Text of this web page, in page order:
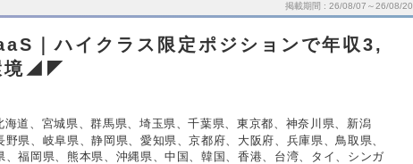
掲載期間 26/08/07～26/08/20
｜ハイクラス限定ポジションで年収3,
境◢◤
海道、宮城県、群馬県、埼玉県、千葉県、東京都、神奈川県、新潟
県、岐阜県、静岡県、愛知県、京都府、大阪府、兵庫県、鳥取県、
福岡県、熊本県、沖縄県、中国、韓国、香港、台湾、タイ、シンガ